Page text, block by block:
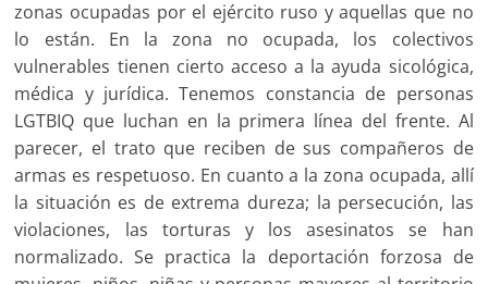
zonas ocupadas por el ejército ruso y aquellas que no
lo están. En la zona no ocupada, los colectivos
vulnerables tienen cierto acceso a la ayuda sicológica,
médica y jurídica. Tenemos constancia de personas
LGTBIQ que luchan en la primera línea del frente. Al
parecer, el trato que reciben de sus compañeros de
armas es respetuoso. En cuanto a la zona ocupada, allí
la situación es de extrema dureza; la persecución, las
violaciones, las torturas y los asesinatos se han
normalizado. Se practica la deportación forzosa de